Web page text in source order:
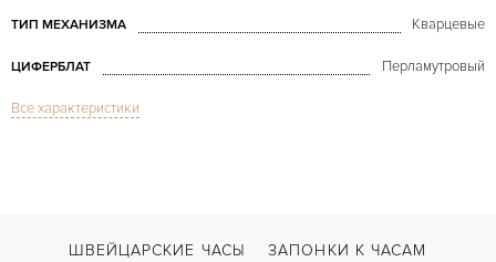
ТИП МЕХАНИЗМА Кварцевые
ЦИФЕРБЛАТ Перламутровый
СТЕКЛО
Все характеристики
ШВЕЙЦАРСКИЕ ЧАСЫ
ЗАПОНКИ К ЧАСАМ